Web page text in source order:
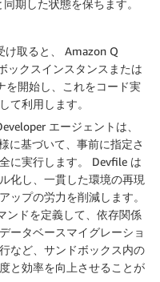
期した状態を保ちます。
け取ると、 Amazon Q
ックスインスタンスまたは
を開始し、これをコード実
て利用します。
エージェントは、
に基づいて、事前に指定さ
に実行します。 Devfile は
化し、一貫した環境の再現
ップの労力を削減します。
ンドを定義して、依存関係
ータベースマイグレーショ
など、サンドボックス内の
と効率を向上させることが